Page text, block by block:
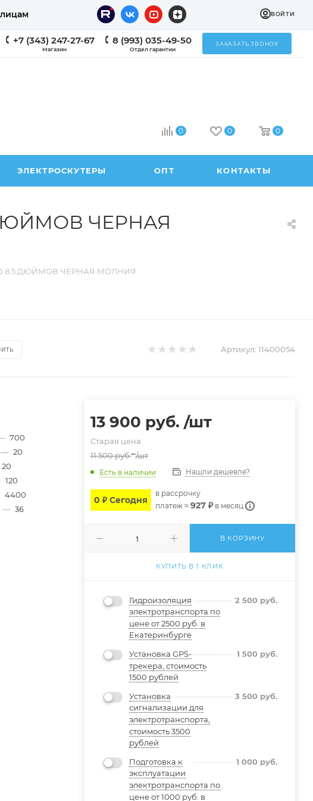
ВОЙТИ
+7 (343) 247-27-67
Магазин
8 (993) 035-49-50
Отдел гарантии
ЗАКАЗАТЬ ЗВОНОК
0 0 0
ЭЛЕКТРОСКУТЕРЫ ОПТ КОНТАКТЫ
ДЮЙМОВ ЧЕРНАЯ
8.5 ДЮЙМОВ ЧЕРНАЯ МОЛНИЯ
Артикул: 11400054
700
— 20
20
120
4400
— 36
13 900 руб. /шт
Старая цена
11 500руб. /шт
Есть в наличии Нашли дешевле?
0 ₽ Сегодня
в расcрочку
платеж ≈ 927 ₽в месяц
В КОРЗИНУ
КУПИТЬ В 1 КЛИК
Гидроизоляция
электротранспорта по
цене от 2500 руб. в
Екатеринбурге
2 500руб.
Установка GPS-
трекера, стоимость
1500 рублей
1 500руб.
Установка
сигнализации для
электротранспорта,
стоимость 3500
рублей
3 500руб.
Подготовка к
эксплуатации
электротранспорта по
цене от 1000 руб. в
1 000руб.